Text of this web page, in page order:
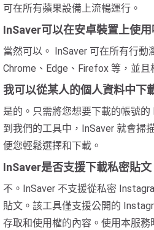
可在所有蘋果設備上流暢運行。
InSaver可以在安卓裝置上使用
當然可以。 InSaver 可在所有行動
Chrome、Edge、Firefox 等，並且
我可以從某人的個人資料中下
是的。只需將您想要下載的帳號
到我們的工具中，InSaver 就會掃
便您輕鬆選擇和下載。
InSaver是否支援下載私密貼文
不。InSaver 不支援從私密
貼文。該工具僅支援公開的
存取和使用權的內容。使用本服